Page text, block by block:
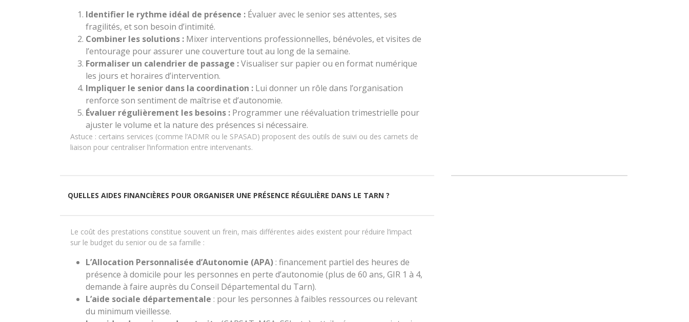
Identifier le rythme idéal de présence : Évaluer avec le senior ses attentes, ses
fragilités, et son besoin d’intimité.
Combiner les solutions : Mixer interventions professionnelles, bénévoles, et visites de
l’entourage pour assurer une couverture tout au long de la semaine.
Formaliser un calendrier de passage :Visualiser sur papier ou en format numérique
les jours et horaires d’intervention.
Impliquer le senior dans la coordination : Lui donner un rôle dans l’organisation
renforce son sentiment de maîtrise et d’autonomie.
Évaluer régulièrement les besoins : Programmer une réévaluation trimestrielle pour
ajuster le volume et la nature des présences si nécessaire.
Astuce : certains services (comme l’ADMR ou le SPASAD) proposent des outils de suivi ou des carnets de
liaison pour centraliser l’information entre intervenants.
QUELLES AIDES FINANCIÈRES POUR ORGANISER UNE PRÉSENCE RÉGULIÈRE DANS LE TARN ?
Le coût des prestations constitue souvent un frein, mais différentes aides existent pour réduire l’impact
sur le budget du senior ou de sa famille :
L’Allocation Personnalisée d’Autonomie (APA) : financement partiel des heures de
présence à domicile pour les personnes en perte d’autonomie (plus de 60 ans, GIR 1 à 4,
demande à faire auprès du Conseil Départemental du Tarn).
L’aide sociale départementale : pour les personnes à faibles ressources ou relevant
du minimum vieillesse.